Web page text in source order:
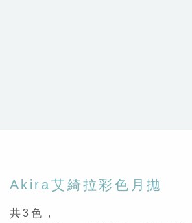
Akira艾綺拉彩色月拋
共3色，